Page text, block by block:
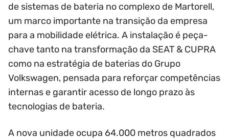
de sistemas de bateria no complexo de Martorell,
um marco importante na transição da empresa
para a mobilidade elétrica. A instalação é peça-
chave tanto na transformação da SEAT & CUPRA
como na estratégia de baterias do Grupo
Volkswagen, pensada para reforçar competências
internas e garantir acesso de longo prazo às
tecnologias de bateria.
A nova unidade ocupa 64.000 metros quadrados